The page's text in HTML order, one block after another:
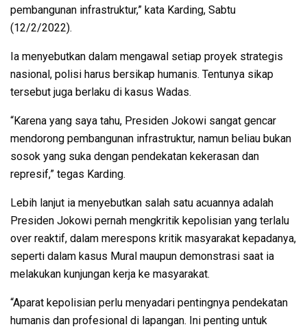
pembangunan infrastruktur,” kata Karding, Sabtu
(12/2/2022).
Ia menyebutkan dalam mengawal setiap proyek strategis
nasional, polisi harus bersikap humanis. Tentunya sikap
tersebut juga berlaku di kasus Wadas.
“Karena yang saya tahu, Presiden Jokowi sangat gencar
mendorong pembangunan infrastruktur, namun beliau bukan
sosok yang suka dengan pendekatan kekerasan dan
represif,” tegas Karding.
Lebih lanjut ia menyebutkan salah satu acuannya adalah
Presiden Jokowi pernah mengkritik kepolisian yang terlalu
over reaktif, dalam merespons kritik masyarakat kepadanya,
seperti dalam kasus Mural maupun demonstrasi saat ia
melakukan kunjungan kerja ke masyarakat.
“Aparat kepolisian perlu menyadari pentingnya pendekatan
humanis dan profesional di lapangan. Ini penting untuk